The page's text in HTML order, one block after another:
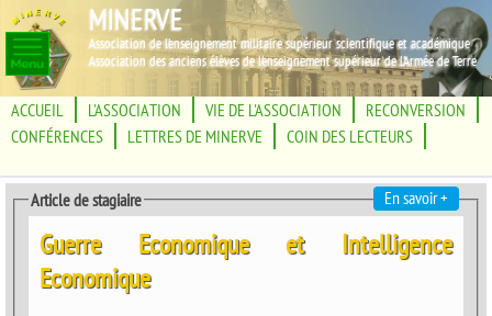
En savoir +
Association de l'enseignement militaire supérieur scientifique et académique
Association des anciens élèves de l'enseignement supérieur de l'Armée de Terre
MINERVE
ACCUEIL L'ASSOCIATION VIE DE L'ASSOCIATION
RECONVERSION
CONFÉRENCES
LETTRES DE MINERVE COIN DES LECTEURS
Article de stagiaire
Guerre Economique et Intelligence
Economique